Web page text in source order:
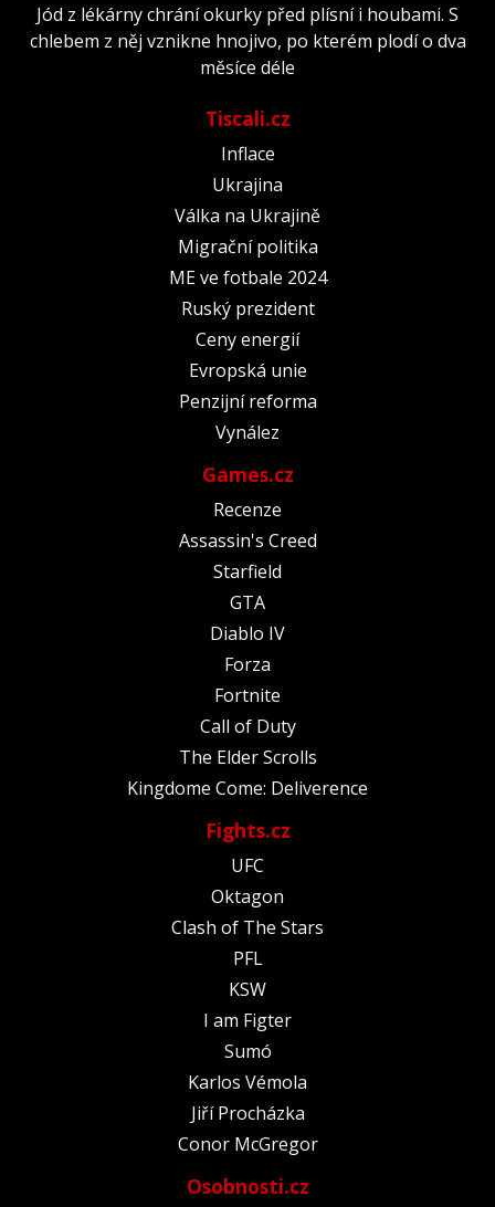
Jód z lékárny chrání okurky před plísní i houbami. S
chlebem z něj vznikne hnojivo, po kterém plodí o dva
měsíce déle
Tiscali.cz
Inflace
Ukrajina
Válka na Ukrajině
Migrační politika
ME ve fotbale 2024
Ruský prezident
Ceny energií
Evropská unie
Penzijní reforma
Vynález
Games.cz
Recenze
Assassin's Creed
Starfield
GTA
Diablo IV
Forza
Fortnite
Call of Duty
The Elder Scrolls
Kingdome Come: Deliverence
Fights.cz
UFC
Oktagon
Clash of The Stars
PFL
KSW
I am Figter
Sumó
Karlos Vémola
Jiří Procházka
Conor McGregor
Osobnosti.cz